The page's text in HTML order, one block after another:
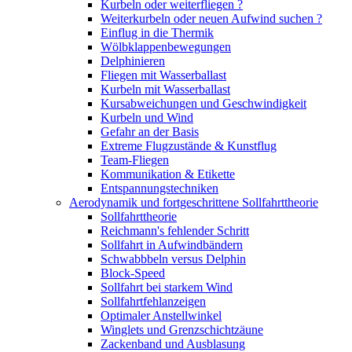
Kurbeln oder weiterfliegen ?
Weiterkurbeln oder neuen Aufwind suchen ?
Einflug in die Thermik
Wölbklappenbewegungen
Delphinieren
Fliegen mit Wasserballast
Kurbeln mit Wasserballast
Kursabweichungen und Geschwindigkeit
Kurbeln und Wind
Gefahr an der Basis
Extreme Flugzustände & Kunstflug
Team-Fliegen
Kommunikation & Etikette
Entspannungstechniken
Aerodynamik und fortgeschrittene Sollfahrttheorie
Sollfahrttheorie
Reichmann's fehlender Schritt
Sollfahrt in Aufwindbändern
Schwabbbeln versus Delphin
Block-Speed
Sollfahrt bei starkem Wind
Sollfahrtfehlanzeigen
Optimaler Anstellwinkel
Winglets und Grenzschichtzäune
Zackenband und Ausblasung